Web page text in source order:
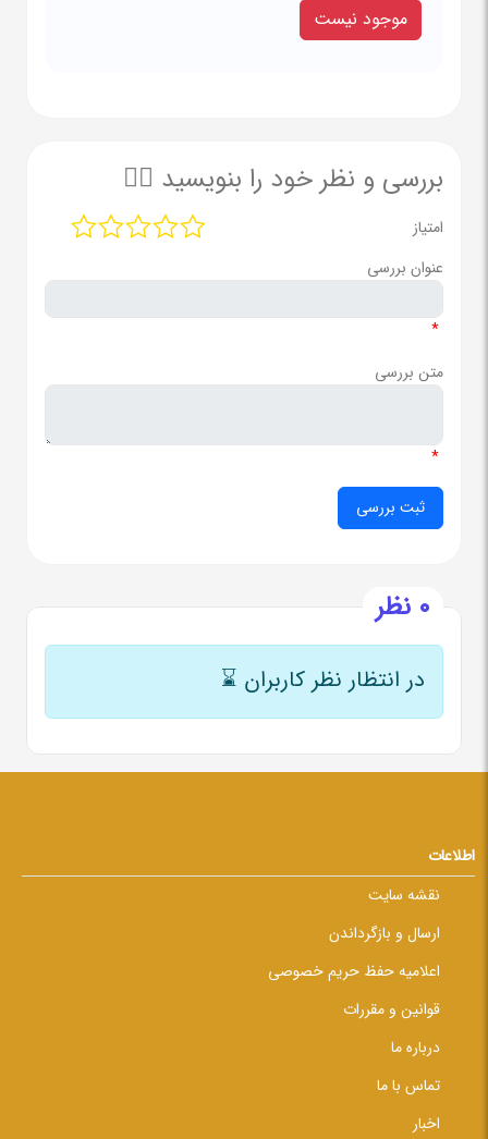
موجود نیست
بررسی و نظر خود را بنویسید ✍🏻
امتیاز
عنوان بررسی
*
متن بررسی
*
0 نظر
در انتظار نظر کاربران ⌛
اطلاعات
نقشه سایت
ارسال و بازگرداندن
اعلامیه حفظ حریم خصوصی
قوانین و مقررات
درباره ما
تماس با ما
اخبار